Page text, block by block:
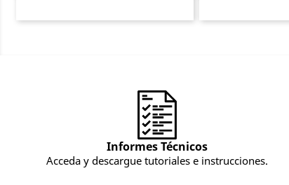
Informes Técnicos
Acceda y descargue tutoriales e instrucciones.